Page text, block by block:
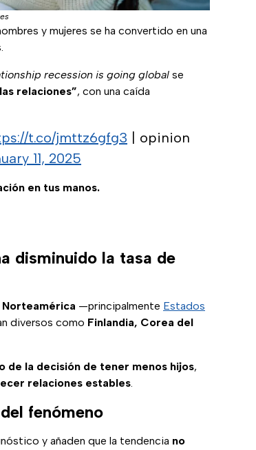
y mujeres se ha convertido en una
recession is going global se
relaciones”, con una caída
t.co/jmttz6gfg3 | opinion
11, 2025
en tus manos.
disminuido la tasa de
Norteamérica —principalmente Estados
diversos como Finlandia, Corea del
de la decisión de tener menos hijos,
relaciones estables.
fenómeno
y añaden que la tendencia no